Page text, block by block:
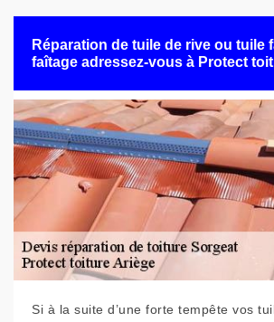
Réparation de tuile de rive ou tuile
faîtage adressez-vous à Protect
Si à la suite d’une forte tempête vos